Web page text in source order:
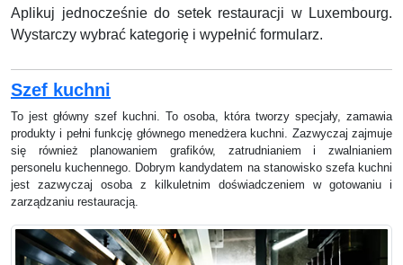
Aplikuj jednocześnie do setek restauracji w Luxembourg.
Wystarczy wybrać kategorię i wypełnić formularz.
Szef kuchni
To jest główny szef kuchni. To osoba, która tworzy specjały, zamawia
produkty i pełni funkcję głównego menedżera kuchni. Zazwyczaj zajmuje
się również planowaniem grafików, zatrudnianiem i zwalnianiem
personelu kuchennego. Dobrym kandydatem na stanowisko szefa kuchni
jest zazwyczaj osoba z kilkuletnim doświadczeniem w gotowaniu i
zarządzaniu restauracją.